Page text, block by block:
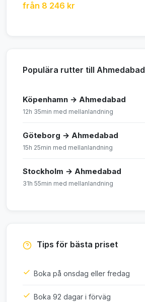
från 8 246 kr
Populära rutter till Ahmedabad
Köpenhamn → Ahmedabad
12h 35min med mellanlandning
Göteborg → Ahmedabad
15h 25min med mellanlandning
Stockholm → Ahmedabad
31h 55min med mellanlandning
Tips för bästa priset
Boka på onsdag eller fredag
Boka 92 dagar i förväg